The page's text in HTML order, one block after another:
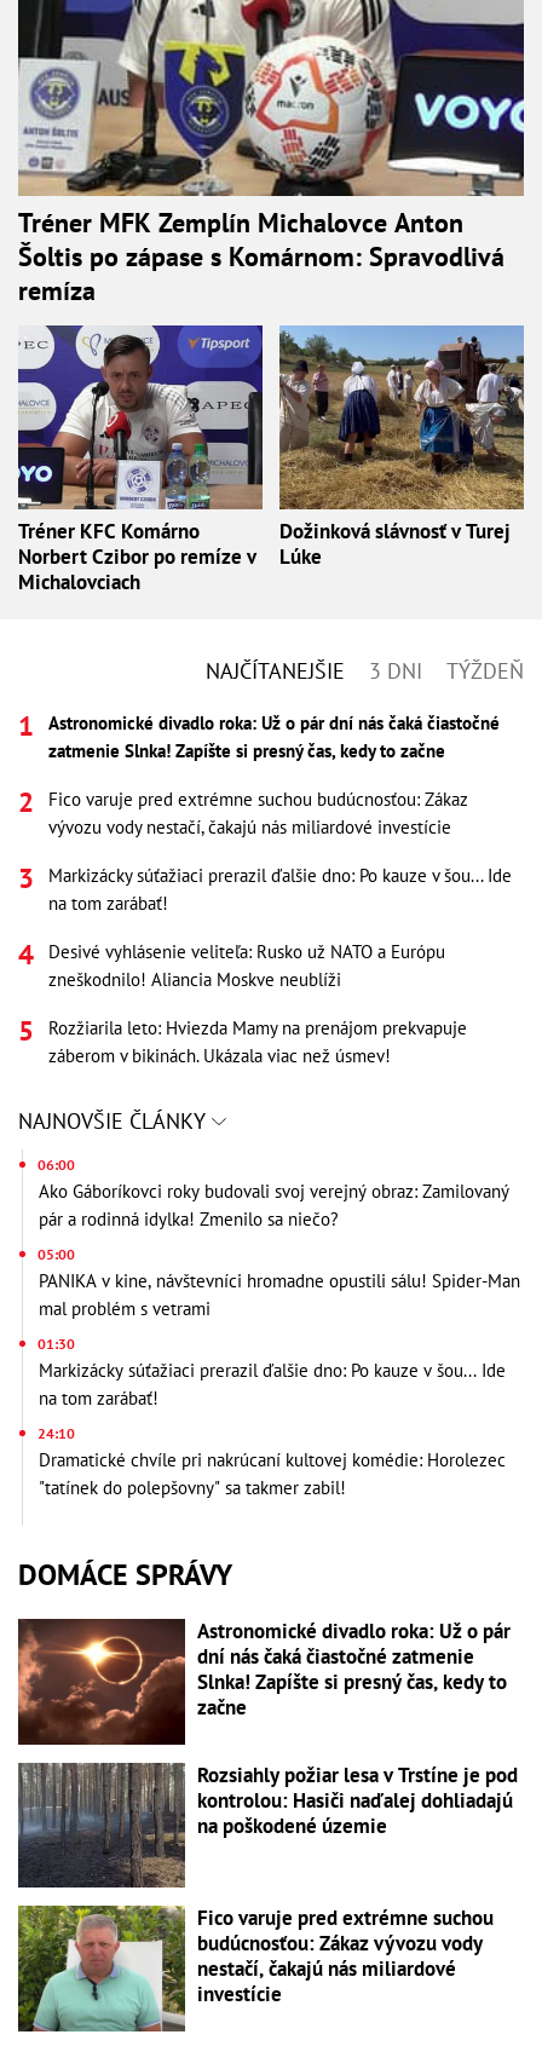
Tréner MFK Zemplín Michalovce Anton
Šoltis po zápase s Komárnom: Spravodlivá
remíza
Tréner KFC Komárno
Norbert Czibor po remíze v
Michalovciach
Dožinková slávnosť v Turej
Lúke
NAJČÍTANEJŠIE 3 DNI TÝŽDEŇ
Astronomické divadlo roka: Už o pár dní nás čaká čiastočné
zatmenie Slnka! Zapíšte si presný čas, kedy to začne
Fico varuje pred extrémne suchou budúcnosťou: Zákaz
vývozu vody nestačí, čakajú nás miliardové investície
Markizácky súťažiaci prerazil ďalšie dno: Po kauze v šou... Ide
na tom zarábať!
Desivé vyhlásenie veliteľa: Rusko už NATO a Európu
zneškodnilo! Aliancia Moskve neublíži
Rozžiarila leto: Hviezda Mamy na prenájom prekvapuje
záberom v bikinách. Ukázala viac než úsmev!
NAJNOVŠIE ČLÁNKY
06:00
Ako Gáboríkovci roky budovali svoj verejný obraz: Zamilovaný
pár a rodinná idylka! Zmenilo sa niečo?
05:00
PANIKA v kine, návštevníci hromadne opustili sálu! Spider-Man
mal problém s vetrami
01:30
Markizácky súťažiaci prerazil ďalšie dno: Po kauze v šou... Ide
na tom zarábať!
24:10
Dramatické chvíle pri nakrúcaní kultovej komédie: Horolezec
"tatínek do polepšovny" sa takmer zabil!
DOMÁCE SPRÁVY
Astronomické divadlo roka: Už o pár
dní nás čaká čiastočné zatmenie
Slnka! Zapíšte si presný čas, kedy to
začne
Rozsiahly požiar lesa v Trstíne je pod
kontrolou: Hasiči naďalej dohliadajú
na poškodené územie
Fico varuje pred extrémne suchou
budúcnosťou: Zákaz vývozu vody
nestačí, čakajú nás miliardové
investície